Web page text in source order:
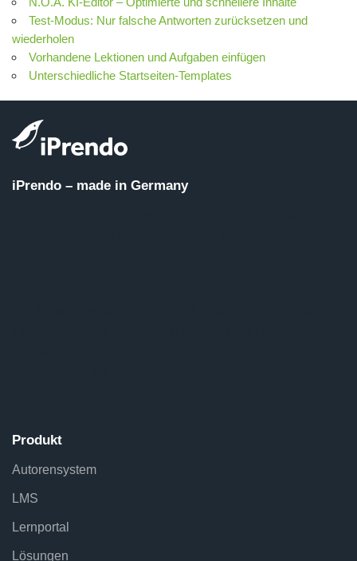
Test-Modus: Nur falsche Antworten zurücksetzen und
wiederholen
Vorhandene Lektionen und Aufgaben einfügen
Unterschiedliche Startseiten-Templates
iPrendo – made in Germany
Produkt
Autorensystem
LMS
Lernportal
Lösungen